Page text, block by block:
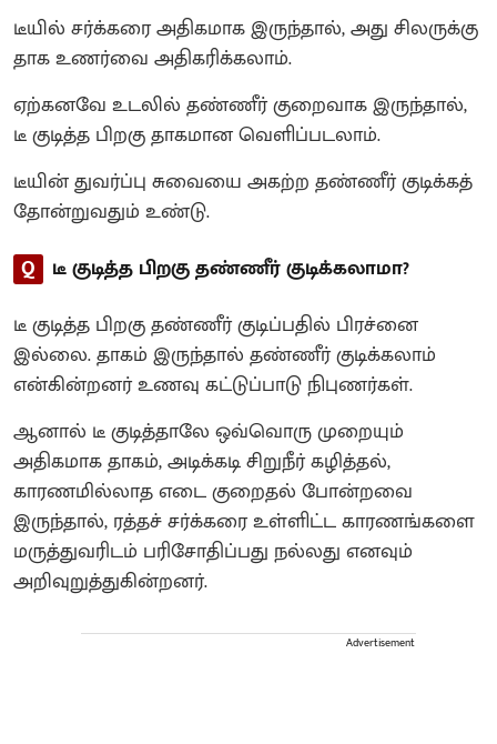
டீயில் சர்க்கரை அதிகமாக இருந்தால், அது சிலருக்கு
தாக உணர்வை அதிகரிக்கலாம்.
ஏற்கனவே உடலில் தண்ணீர் குறைவாக இருந்தால்,
டீ குடித்த பிறகு தாகமான வெளிப்படலாம்.
டீயின் துவர்ப்பு சுவையை அகற்ற தண்ணீர் குடிக்கத்
தோன்றுவதும் உண்டு.
Q டீ குடித்த பிறகு தண்ணீர் குடிக்கலாமா?
டீ குடித்த பிறகு தண்ணீர் குடிப்பதில் பிரச்னை
இல்லை. தாகம் இருந்தால் தண்ணீர் குடிக்கலாம்
என்கின்றனர் உணவு கட்டுப்பாடு நிபுணர்கள்.
ஆனால் டீ குடித்தாலே ஒவ்வொரு முறையும்
அதிகமாக தாகம், அடிக்கடி சிறுநீர் கழித்தல்,
காரணமில்லாத எடை குறைதல் போன்றவை
இருந்தால், ரத்தச் சர்க்கரை உள்ளிட்ட காரணங்களை
மருத்துவரிடம் பரிசோதிப்பது நல்லது எனவும்
அறிவுறுத்துகின்றனர்.
Advertisement